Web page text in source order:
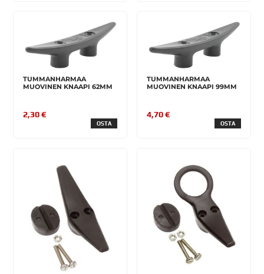
TUMMANHARMAA
MUOVINEN KNAAPI 62MM
2,30 €
OSTA
TUMMANHARMAA
MUOVINEN KNAAPI 99MM
4,70 €
OSTA